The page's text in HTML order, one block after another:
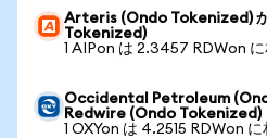
Arteris (Ondo Tokenized)
Tokenized)
1 AIPon は 2.3457 RDWon に
Occidental Petroleum
Redwire (Ondo Tokenized)
1 OXYon は 4.2515 RDWon に